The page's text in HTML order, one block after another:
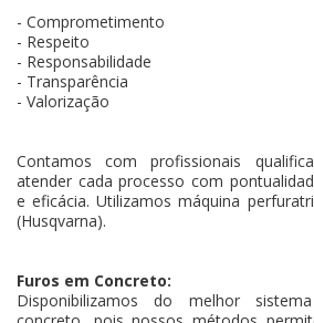
- Comprometimento
- Respeito
- Responsabilidade
- Transparência
- Valorização
Contamos com profissionais
atender cada processo com
e eficácia. Utilizamos máquina
(Husqvarna).
Furos em Concreto:
Disponibilizamos do melhor